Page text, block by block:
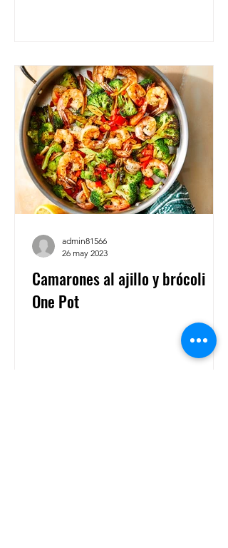
Camarones al ajillo y brócoli
One Pot
admin81566
26 may 2023